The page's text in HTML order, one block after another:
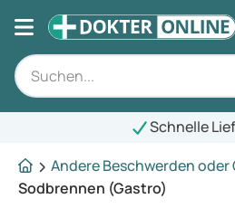
Schnelle
Andere Beschwerden
Sodbrennen (Gastro)